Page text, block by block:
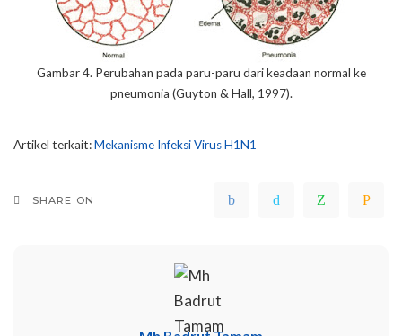
Gambar 4. Perubahan pada paru-paru dari keadaan normal ke
pneumonia (Guyton & Hall, 1997).
Artikel terkait:Mekanisme Infeksi Virus H1N1
SHARE ON